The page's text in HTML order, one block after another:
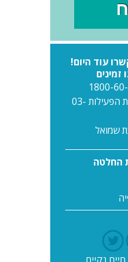
עוד היום!
זמינים
מענה בסניף בשעות הפעילות 03-
החלטה
נקיים